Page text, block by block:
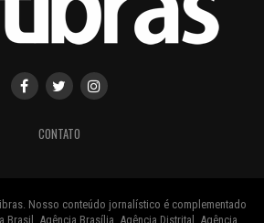
CONTATO
Nosso conteúdo jornalístico é complementado
Brasil, Agência Brasília, Agência Distrital, Agência